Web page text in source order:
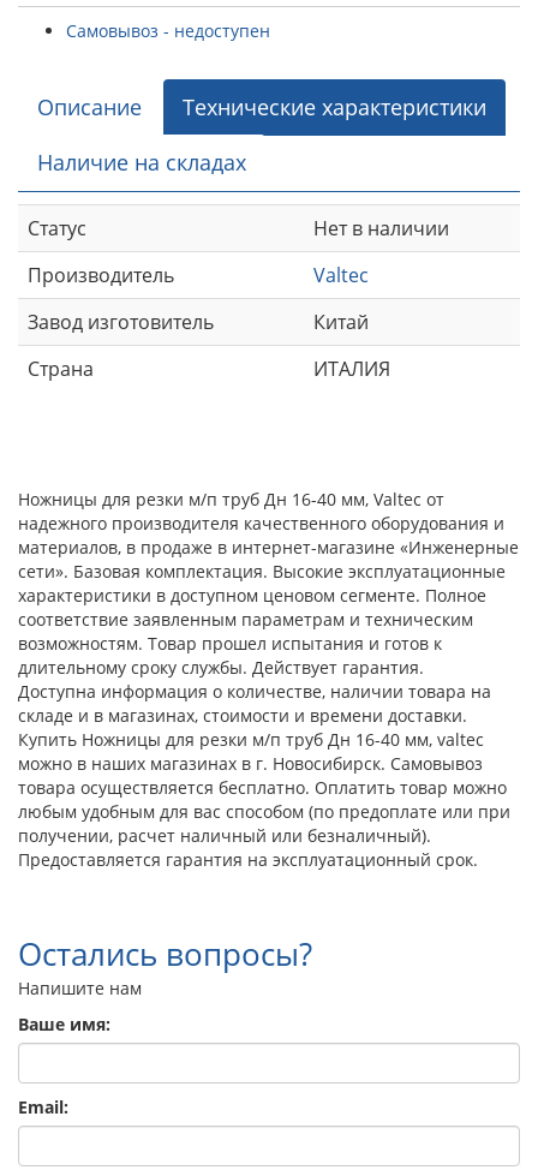
Самовывоз - недоступен
Описание
Технические характеристики
Наличие на складах
Статус
Нет в наличии
Производитель
Valtec
Завод изготовитель
Китай
Страна
ИТАЛИЯ
Ножницы для резки м/п труб Дн 16-40 мм, Valtec от
надежного производителя качественного оборудования и
материалов, в продаже в интернет-магазине «Инженерные
сети». Базовая комплектация. Высокие эксплуатационные
характеристики в доступном ценовом сегменте. Полное
соответствие заявленным параметрам и техническим
возможностям. Товар прошел испытания и готов к
длительному сроку службы. Действует гарантия.
Доступна информация о количестве, наличии товара на
складе и в магазинах, стоимости и времени доставки.
Купить Ножницы для резки м/п труб Дн 16-40 мм, valtec
можно в наших магазинах в г. Новосибирск. Самовывоз
товара осуществляется бесплатно. Оплатить товар можно
любым удобным для вас способом (по предоплате или при
получении, расчет наличный или безналичный).
Предоставляется гарантия на эксплуатационный срок.
Остались вопросы?
Напишите нам
Ваше имя:
Email: